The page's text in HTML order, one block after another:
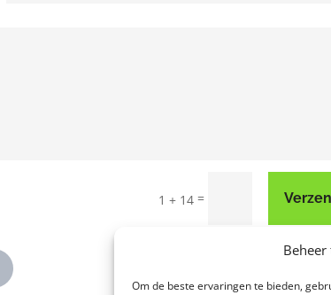
Om de beste ervaringen te bieden,
1 + 14 =